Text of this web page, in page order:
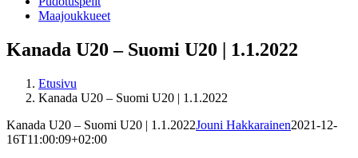
Maajoukkueet
Kanada U20 – Suomi U20 | 1.1.2022
Etusivu
Kanada U20 – Suomi U20 | 1.1.2022
Kanada U20 – Suomi U20 | 1.1.2022Jouni Hakkarainen2021-12-
16T11:00:09+02:00